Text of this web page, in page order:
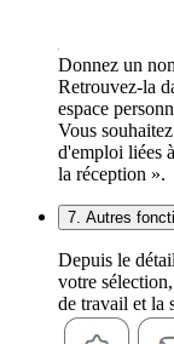
Donnez un
Retrouvez-la
espace
Vous
d'emploi liées
la réception ».
7. Autres
Depuis le
votre
de travail et la